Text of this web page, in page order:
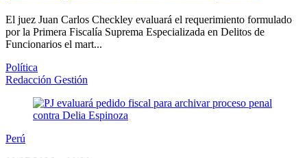
El juez Juan Carlos Checkley evaluará el requerimiento formulado
por la Primera Fiscalía Suprema Especializada en Delitos de
Funcionarios el mart...
Política
Redacción Gestión
Perú